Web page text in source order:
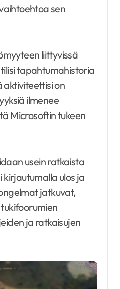
sen
liittyvissä
tapahtumahistoria
on
ilmenee
Microsoftin tukeen
usein ratkaista
ulos ja
jatkuvat,
ja ratkaisujen